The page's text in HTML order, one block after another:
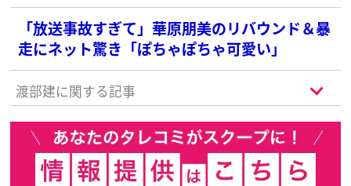
「放送事故すぎて」華原朋美のリバウンド＆暴
走にネット驚き「ぽちゃぽちゃ可愛い」
渡部建に関する記事